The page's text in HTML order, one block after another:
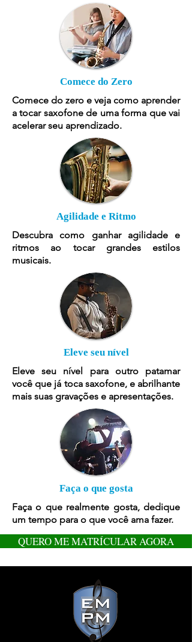
Comece do Zero
Comece do zero e veja como aprender
a tocar saxofone de uma forma que vai
acelerar seu aprendizado.
Agilidade e Ritmo
Descubra como ganhar agilidade e
ritmos ao tocar grandes estilos
musicais.
Eleve seu nível
Eleve seu nível para outro patamar
você que já toca saxofone, e abrilhante
mais suas gravações e apresentações.
Faça o que gosta
Faça o que realmente gosta, dedique
um tempo para o que você ama fazer.
QUERO ME MATRÍCULAR AGORA